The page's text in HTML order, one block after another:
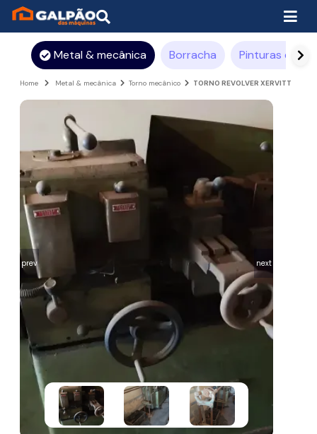
Metal & mecânica Borracha Pinturas e
Home Metal & mecânica Torno mecânico TORNO REVOLVER XERVITT
prev next